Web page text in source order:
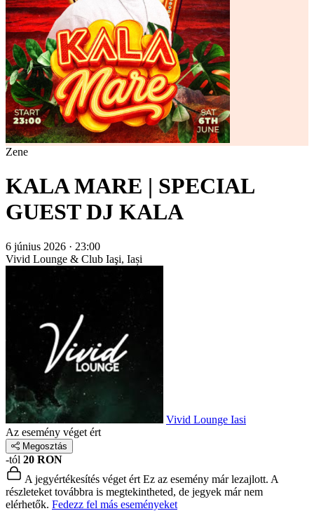
Zene
KALA MARE | SPECIAL
GUEST DJ KALA
6 június 2026 · 23:00
Vivid Lounge & Club Iaşi, Iași
Vivid Lounge Iasi
Az esemény véget ért
Megosztás
-tól 20 RON
A jegyértékesítés véget ért Ez az esemény már lezajlott. A
részleteket továbbra is megtekintheted, de jegyek már nem
elérhetők. Fedezz fel más eseményeket